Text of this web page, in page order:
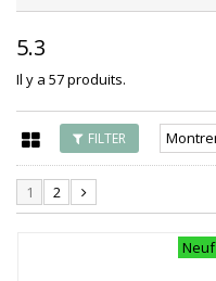
1983
1986
1987
1988
1989
1990
1991
1992
1993
5.3
Il y a 57 produits.
FILTER
1 2
Neuf